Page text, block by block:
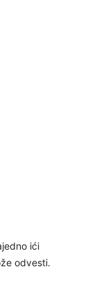
ići
odvesti.